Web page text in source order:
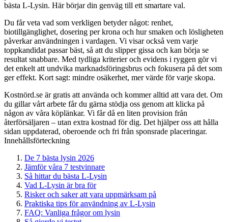
bästa L-Lysin. Här börjar din genväg till ett smartare val.
Du får veta vad som verkligen betyder något: renhet,
biotillgänglighet, dosering per krona och hur smaken och lösligheten
påverkar användningen i vardagen. Vi visar också vem varje
toppkandidat passar bäst, så att du slipper gissa och kan börja se
resultat snabbare. Med tydliga kriterier och evidens i ryggen gör vi
det enkelt att undvika marknadsföringsbrus och fokusera på det som
ger effekt. Kort sagt: mindre osäkerhet, mer värde för varje skopa.
Kostnörd.se är gratis att använda och kommer alltid att vara det. Om
du gillar vårt arbete får du gärna stödja oss genom att klicka på
någon av våra köplänkar. Vi får då en liten provision från
återförsäljaren – utan extra kostnad för dig. Det hjälper oss att hålla
sidan uppdaterad, oberoende och fri från sponsrade placeringar.
Innehållsförteckning
De 7 bästa lysin 2026
Jämför våra 7 testvinnare
Så hittar du bästa L-Lysin
Vad L-Lysin är bra för
Risker och saker att vara uppmärksam på
Praktiska tips för användning av L-Lysin
FAQ: Vanliga frågor om lysin